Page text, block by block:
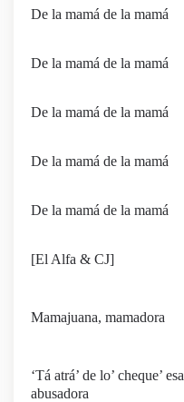
De la mamá de la mamá
De la mamá de la mamá
De la mamá de la mamá
De la mamá de la mamá
De la mamá de la mamá
[El Alfa & CJ]
Mamajuana, mamadora
‘Tá atrá’ de lo’ cheque’ esa
abusadora